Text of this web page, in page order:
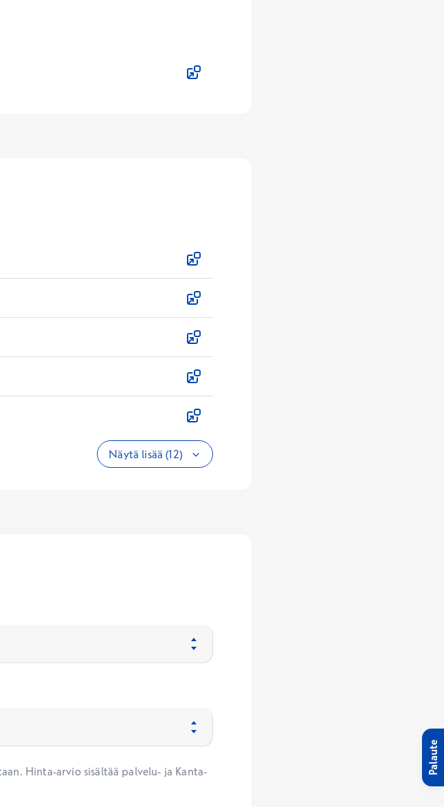
Näytä lisää (12)
Hinta-arvio sisältää palvelu- ja Kanta-
Palaute